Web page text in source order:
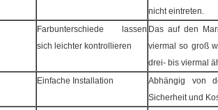
nicht eintreten.
Farbunterschiede lassen
sich leichter kontrollieren
Das auf den
viermal so groß
drei- bis viermal
Einfache Installation
Abhängig von
Sicherheit und